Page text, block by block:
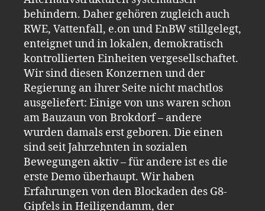
behindern. Daher gehören zugleich auch
RWE, Vattenfall, e.on und EnBW stillgelegt,
enteignet und in lokalen, demokratisch
kontrollierten Einheiten vergesellschaftet.
Wir sind diesen Konzernen und der
Regierung an ihrer Seite nicht machtlos
ausgeliefert: Einige von uns waren schon
am Bauzaun von Brokdorf – andere
wurden damals erst geboren. Die einen
sind seit Jahrzehnten in sozialen
Bewegungen aktiv – für andere ist es die
erste Demo überhaupt. Wir haben
Erfahrungen von den Blockaden des G8-
Gipfels in Heiligendamm, der